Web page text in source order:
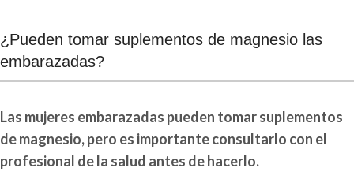
¿Pueden tomar suplementos de magnesio las
embarazadas?
Las mujeres embarazadas pueden tomar suplementos
de magnesio, pero es importante consultarlo con el
profesional de la salud antes de hacerlo.